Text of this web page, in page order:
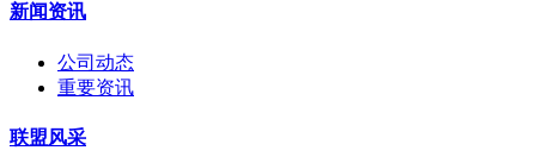
新闻资讯
公司动态
重要资讯
联盟风采